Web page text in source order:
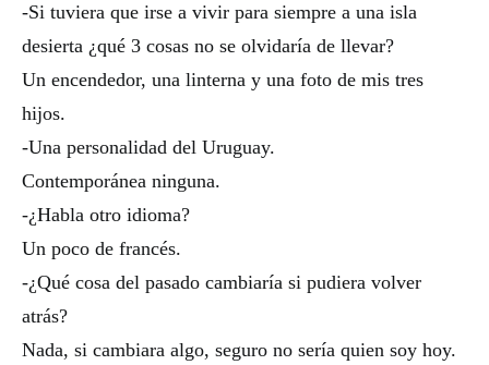
-Si tuviera que irse a vivir para siempre a una isla
desierta ¿qué 3 cosas no se olvidaría de llevar?
Un encendedor, una linterna y una foto de mis tres
hijos.
-Una personalidad del Uruguay.
Contemporánea ninguna.
-¿Habla otro idioma?
Un poco de francés.
-¿Qué cosa del pasado cambiaría si pudiera volver
atrás?
Nada, si cambiara algo, seguro no sería quien soy hoy.